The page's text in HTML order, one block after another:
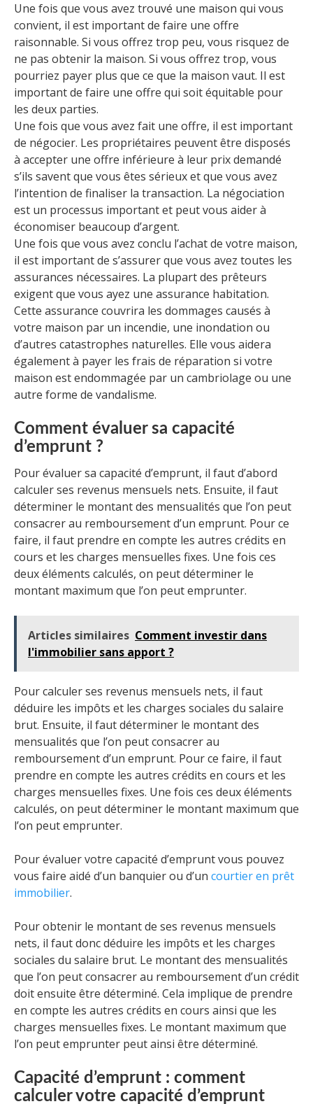
Une fois que vous avez trouvé une maison qui vous
convient, il est important de faire une offre
raisonnable. Si vous offrez trop peu, vous risquez de
ne pas obtenir la maison. Si vous offrez trop, vous
pourriez payer plus que ce que la maison vaut. Il est
important de faire une offre qui soit équitable pour
les deux parties.
Une fois que vous avez fait une offre, il est important
de négocier. Les propriétaires peuvent être disposés
à accepter une offre inférieure à leur prix demandé
s’ils savent que vous êtes sérieux et que vous avez
l’intention de finaliser la transaction. La négociation
est un processus important et peut vous aider à
économiser beaucoup d’argent.
Une fois que vous avez conclu l’achat de votre maison,
il est important de s’assurer que vous avez toutes les
assurances nécessaires. La plupart des prêteurs
exigent que vous ayez une assurance habitation.
Cette assurance couvrira les dommages causés à
votre maison par un incendie, une inondation ou
d’autres catastrophes naturelles. Elle vous aidera
également à payer les frais de réparation si votre
maison est endommagée par un cambriolage ou une
autre forme de vandalisme.
Comment évaluer sa capacité
d’emprunt ?
Pour évaluer sa capacité d’emprunt, il faut d’abord
calculer ses revenus mensuels nets. Ensuite, il faut
déterminer le montant des mensualités que l’on peut
consacrer au remboursement d’un emprunt. Pour ce
faire, il faut prendre en compte les autres crédits en
cours et les charges mensuelles fixes. Une fois ces
deux éléments calculés, on peut déterminer le
montant maximum que l’on peut emprunter.
Articles similaires Comment investir dans
l'immobilier sans apport ?
Pour calculer ses revenus mensuels nets, il faut
déduire les impôts et les charges sociales du salaire
brut. Ensuite, il faut déterminer le montant des
mensualités que l’on peut consacrer au
remboursement d’un emprunt. Pour ce faire, il faut
prendre en compte les autres crédits en cours et les
charges mensuelles fixes. Une fois ces deux éléments
calculés, on peut déterminer le montant maximum que
l’on peut emprunter.
Pour évaluer votre capacité d’emprunt vous pouvez
vous faire aidé d’un banquier ou d’un courtier en prêt
immobilier.
Pour obtenir le montant de ses revenus mensuels
nets, il faut donc déduire les impôts et les charges
sociales du salaire brut. Le montant des mensualités
que l’on peut consacrer au remboursement d’un crédit
doit ensuite être déterminé. Cela implique de prendre
en compte les autres crédits en cours ainsi que les
charges mensuelles fixes. Le montant maximum que
l’on peut emprunter peut ainsi être déterminé.
Capacité d’emprunt : comment
calculer votre capacité d’emprunt